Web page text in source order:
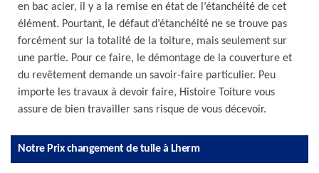
en bac acier, il y a la remise en état de l’étanchéité de cet
élément. Pourtant, le défaut d’étanchéité ne se trouve pas
forcément sur la totalité de la toiture, mais seulement sur
une partie. Pour ce faire, le démontage de la couverture et
du revêtement demande un savoir-faire particulier. Peu
importe les travaux à devoir faire, Histoire Toiture vous
assure de bien travailler sans risque de vous décevoir.
Notre Prix changement de tuile à Lherm